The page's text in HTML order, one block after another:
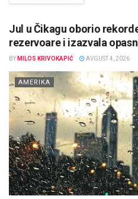
Jul u Čikagu oborio
rezervoare i izazvala
BY MILOS KRIVOKAPIĆ AVGUST 4, 2026
AMERIKA